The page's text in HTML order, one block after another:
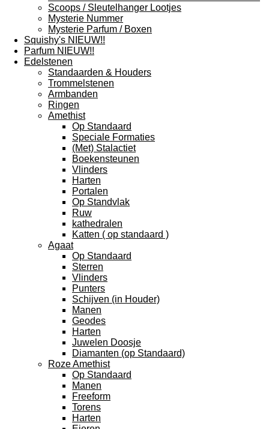
Scoops / Sleutelhanger Lootjes
Mysterie Nummer
Mysterie Parfum / Boxen
Squishy's NIEUW!!
Parfum NIEUW!!
Edelstenen
Standaarden & Houders
Trommelstenen
Armbanden
Ringen
Amethist
Op Standaard
Speciale Formaties
(Met) Stalactiet
Boekensteunen
Vlinders
Harten
Portalen
Op Standvlak
Ruw
kathedralen
Katten ( op standaard )
Agaat
Op Standaard
Sterren
Vlinders
Punters
Schijven (in Houder)
Manen
Geodes
Harten
Juwelen Doosje
Diamanten (op Standaard)
Roze Amethist
Op Standaard
Manen
Freeform
Torens
Harten